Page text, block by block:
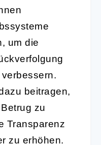
um die
beitragen,
zu
Transparenz
zu erhöhen.